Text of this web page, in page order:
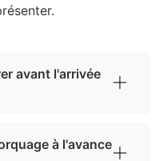
avant l'arrivée
à l'avance